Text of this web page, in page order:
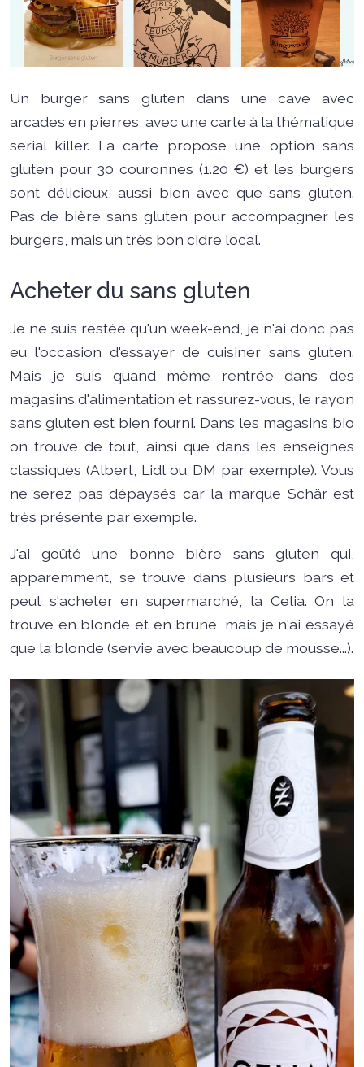
Un burger sans gluten dans une cave avec
arcades en pierres, avec une carte à la thématique
serial killer. La carte propose une option sans
gluten pour 30 couronnes (1.20 €) et les burgers
sont délicieux, aussi bien avec que sans gluten.
Pas de bière sans gluten pour accompagner les
burgers, mais un très bon cidre local.
Acheter du sans gluten
Je ne suis restée qu'un week-end, je n'ai donc pas
eu l'occasion d'essayer de cuisiner sans gluten.
Mais je suis quand même rentrée dans des
magasins d'alimentation et rassurez-vous, le rayon
sans gluten est bien fourni. Dans les magasins bio
on trouve de tout, ainsi que dans les enseignes
classiques (Albert, Lidl ou DM par exemple). Vous
ne serez pas dépaysés car la marque Schär est
très présente par exemple.
J'ai goûté une bonne bière sans gluten qui,
apparemment, se trouve dans plusieurs bars et
peut s'acheter en supermarché, la Celia. On la
trouve en blonde et en brune, mais je n'ai essayé
que la blonde (servie avec beaucoup de mousse...).